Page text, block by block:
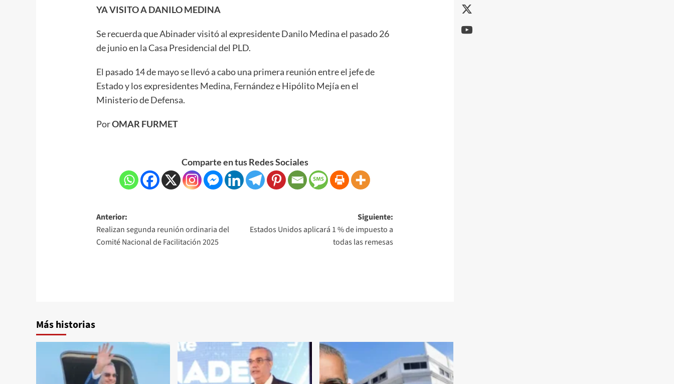
YA VISITO A DANILO MEDINA
Se recuerda que Abinader visitó al expresidente Danilo Medina el pasado 26
de junio en la Casa Presidencial del PLD.
El pasado 14 de mayo se llevó a cabo una primera reunión entre el jefe de
Estado y los expresidentes Medina, Fernández e Hipólito Mejía en el
Ministerio de Defensa.
PorOMAR FURMET
Comparte en tus Redes Sociales
Anterior:
Realizan segunda reunión ordinaria del
Comité Nacional de Facilitación 2025
Siguiente:
Estados Unidos aplicará 1 % de impuesto a
todas las remesas
Más historias